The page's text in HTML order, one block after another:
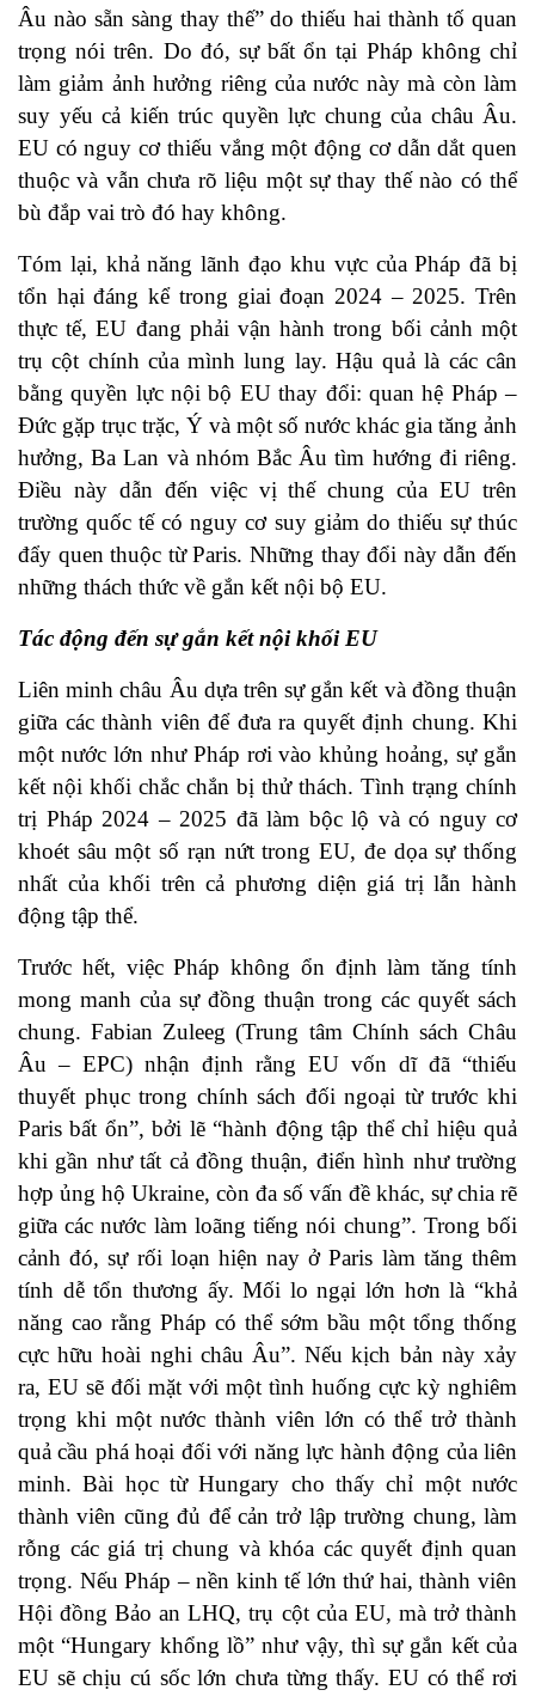
Âu nào sẵn sàng thay thế” do thiếu hai thành tố quan
trọng nói trên. Do đó, sự bất ổn tại Pháp không chỉ
làm giảm ảnh hưởng riêng của nước này mà còn làm
suy yếu cả kiến trúc quyền lực chung của châu Âu.
EU có nguy cơ thiếu vắng một động cơ dẫn dắt quen
thuộc và vẫn chưa rõ liệu một sự thay thế nào có thể
bù đắp vai trò đó hay không.
Tóm lại, khả năng lãnh đạo khu vực của Pháp đã bị
tổn hại đáng kể trong giai đoạn 2024 – 2025. Trên
thực tế, EU đang phải vận hành trong bối cảnh một
trụ cột chính của mình lung lay. Hậu quả là các cân
bằng quyền lực nội bộ EU thay đổi: quan hệ Pháp –
Đức gặp trục trặc, Ý và một số nước khác gia tăng ảnh
hưởng, Ba Lan và nhóm Bắc Âu tìm hướng đi riêng.
Điều này dẫn đến việc vị thế chung của EU trên
trường quốc tế có nguy cơ suy giảm do thiếu sự thúc
đẩy quen thuộc từ Paris. Những thay đổi này dẫn đến
những thách thức về gắn kết nội bộ EU.
Tác động đến sự gắn kết nội khối EU
Liên minh châu Âu dựa trên sự gắn kết và đồng thuận
giữa các thành viên để đưa ra quyết định chung. Khi
một nước lớn như Pháp rơi vào khủng hoảng, sự gắn
kết nội khối chắc chắn bị thử thách. Tình trạng chính
trị Pháp 2024 – 2025 đã làm bộc lộ và có nguy cơ
khoét sâu một số rạn nứt trong EU, đe dọa sự thống
nhất của khối trên cả phương diện giá trị lẫn hành
động tập thể.
Trước hết, việc Pháp không ổn định làm tăng tính
mong manh của sự đồng thuận trong các quyết sách
chung. Fabian Zuleeg (Trung tâm Chính sách Châu
Âu – EPC) nhận định rằng EU vốn dĩ đã “thiếu
thuyết phục trong chính sách đối ngoại từ trước khi
Paris bất ổn”, bởi lẽ “hành động tập thể chỉ hiệu quả
khi gần như tất cả đồng thuận, điển hình như trường
hợp ủng hộ Ukraine, còn đa số vấn đề khác, sự chia rẽ
giữa các nước làm loãng tiếng nói chung”. Trong bối
cảnh đó, sự rối loạn hiện nay ở Paris làm tăng thêm
tính dễ tổn thương ấy. Mối lo ngại lớn hơn là “khả
năng cao rằng Pháp có thể sớm bầu một tổng thống
cực hữu hoài nghi châu Âu”. Nếu kịch bản này xảy
ra, EU sẽ đối mặt với một tình huống cực kỳ nghiêm
trọng khi một nước thành viên lớn có thể trở thành
quả cầu phá hoại đối với năng lực hành động của liên
minh. Bài học từ Hungary cho thấy chỉ một nước
thành viên cũng đủ để cản trở lập trường chung, làm
rỗng các giá trị chung và khóa các quyết định quan
trọng. Nếu Pháp – nền kinh tế lớn thứ hai, thành viên
Hội đồng Bảo an LHQ, trụ cột của EU, mà trở thành
một “Hungary khổng lồ” như vậy, thì sự gắn kết của
EU sẽ chịu cú sốc lớn chưa từng thấy. EU có thể rơi